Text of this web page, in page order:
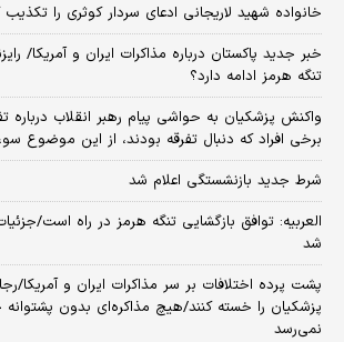
خانواده شهید لاریجانی ادعای سردار کوثری را
خبر جدید پاکستان درباره مذاکرات ایران و آمریکا/
تنگه هرمز ادامه دارد؟
واکنش پزشکیان به حواشی پیام رهبر انقلاب
برخی افراد که دنبال تفرقه بودند، از این موضوع
شرط جدید بازنشستگی اعلام شد
شد
پشت پرده اختلافات بر سر مذاکرات ایران و آمریکا/
پزشکیان را خسته کنند/هیچ مذاکره‌ای بدون
نمی‌رسد